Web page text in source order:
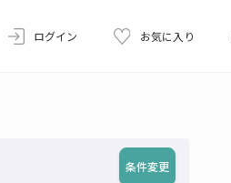
ログイン お気に入り
条件変更